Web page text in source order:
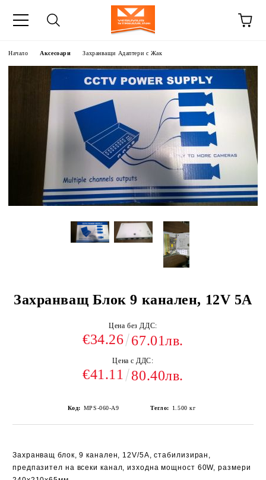
Начало Аксесоари Захранващи Адаптери с Жак
Захранващ Блок 9 канален, 12V 5A
Цена без ДДС:
€34.26 67.01лв.
Цена с ДДС:
€41.11 80.40лв.
Код: MPS-060-A9 Тегло: 1.500 кг
Захранващ блок, 9 канален, 12V/5A, стабилизиран,
предпазител на всеки канал, изходна мощност 60W, размери